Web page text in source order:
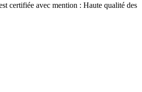
certifiée avec mention : Haute qualité des